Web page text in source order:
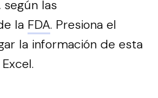
las
la FDA. Presiona el
la información de esta